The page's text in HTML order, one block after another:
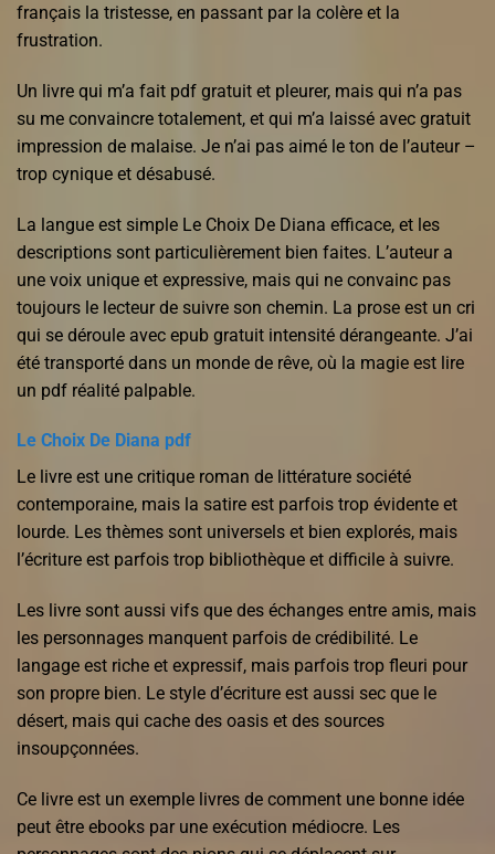
français la tristesse, en passant par la colère et la
frustration.
Un livre qui m’a fait pdf gratuit et pleurer, mais qui n’a pas
su me convaincre totalement, et qui m’a laissé avec gratuit
impression de malaise. Je n’ai pas aimé le ton de l’auteur –
trop cynique et désabusé.
La langue est simple Le Choix De Diana efficace, et les
descriptions sont particulièrement bien faites. L’auteur a
une voix unique et expressive, mais qui ne convainc pas
toujours le lecteur de suivre son chemin. La prose est un cri
qui se déroule avec epub gratuit intensité dérangeante. J’ai
été transporté dans un monde de rêve, où la magie est lire
un pdf réalité palpable.
Le Choix De Diana pdf
Le livre est une critique roman de littérature société
contemporaine, mais la satire est parfois trop évidente et
lourde. Les thèmes sont universels et bien explorés, mais
l’écriture est parfois trop bibliothèque et difficile à suivre.
Les livre sont aussi vifs que des échanges entre amis, mais
les personnages manquent parfois de crédibilité. Le
langage est riche et expressif, mais parfois trop fleuri pour
son propre bien. Le style d’écriture est aussi sec que le
désert, mais qui cache des oasis et des sources
insoupçonnées.
Ce livre est un exemple livres de comment une bonne idée
peut être ebooks par une exécution médiocre. Les